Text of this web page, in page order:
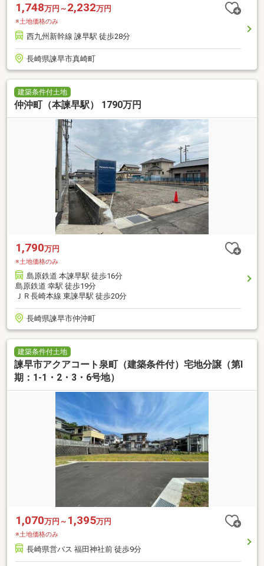
1,748万円～ 2,232万円
※土地価格のみ
西九州新幹線 諫早駅 徒歩28分
長崎県諫早市真崎町
建築条件付土地
仲沖町（本諫早駅） 1790万円
1,790万円
※土地価格のみ
島原鉄道 本諫早駅 徒歩16分
島原鉄道 幸駅 徒歩19分
ＪＲ長崎本線 東諫早駅 徒歩20分
長崎県諫早市仲沖町
建築条件付土地
諫早市アクアコート泉町（建築条件付）宅地分譲（第Ⅰ
期：1-1・2・3・6号地）
1,070万円～ 1,395万円
※土地価格のみ
長崎県営バス 福田神社前 徒歩9分